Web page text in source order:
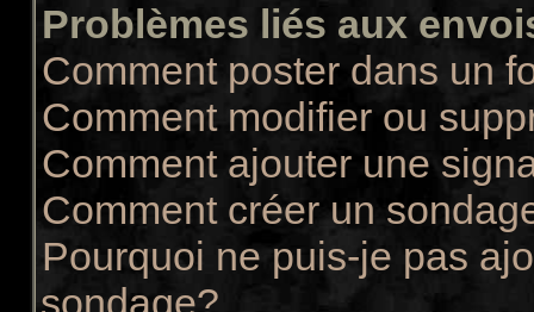
Problèmes liés aux
Comment poster dans un
Comment modifier ou
Comment ajouter une
Comment créer un
Pourquoi ne puis-je pas
sondage?